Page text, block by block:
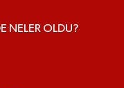
NELER OLDU?